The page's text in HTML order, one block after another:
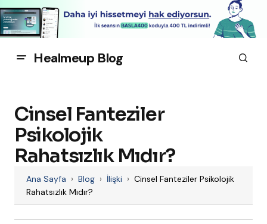
Healmeup Blog
Cinsel Fanteziler
Psikolojik
Rahatsızlık Mıdır?
Ana Sayfa › Blog › İlişki › Cinsel Fanteziler Psikolojik
Rahatsızlık Mıdır?